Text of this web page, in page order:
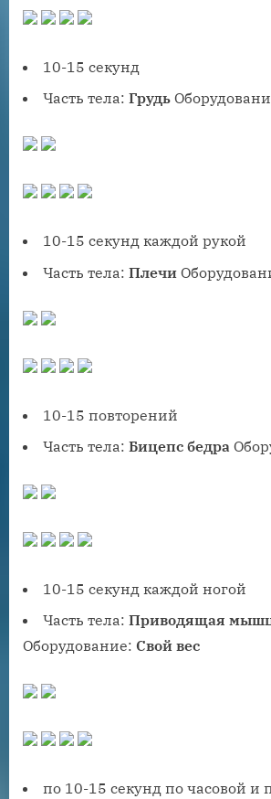
10-15 секунд
Часть тела: Грудь
10-15 секунд каждой рукой
Часть тела: Плечи
10-15 повторений
Часть тела: Бицепс бедра
10-15 секунд каждой ногой
Часть тела: Приводящая
Оборудование: Свой вес
по 10-15 секунд по часовой и